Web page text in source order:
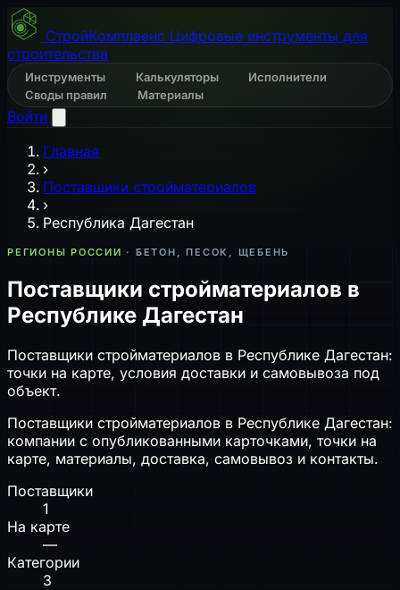
СтройКомплаенс Цифровые инструменты для
строительства
Инструменты Калькуляторы
Исполнители
Своды правил
Материалы
Войти
Главная
›
Поставщики стройматериалов
›
Республика Дагестан
РЕГИОНЫ РОССИИ · БЕТОН, ПЕСОК, ЩЕБЕНЬ
Поставщики стройматериалов в
Республике Дагестан
Поставщики стройматериалов в Республике Дагестан:
точки на карте, условия доставки и самовывоза под
объект.
Поставщики стройматериалов в Республике Дагестан:
компании с опубликованными карточками, точки на
карте, материалы, доставка, самовывоз и контакты.
Поставщики
1
На карте
—
Категории
3